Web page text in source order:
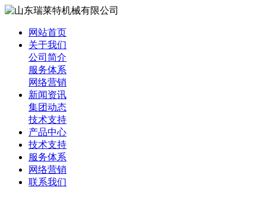
网站首页
关于我们
公司简介
服务体系
网络营销
新闻资讯
集团动态
技术支持
产品中心
技术支持
服务体系
网络营销
联系我们